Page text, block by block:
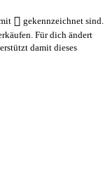
gekennzeichnet sind.
Für dich ändert
damit dieses